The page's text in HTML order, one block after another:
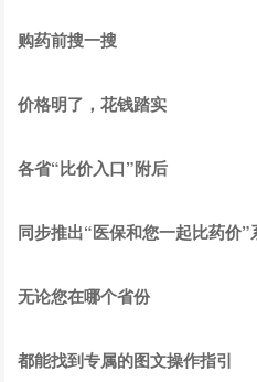
购药前搜一搜
价格明了，花钱踏实
各省“比价入口”附后
同步推出“医保和您一起比药价”
无论您在哪个省份
都能找到专属的图文操作指引